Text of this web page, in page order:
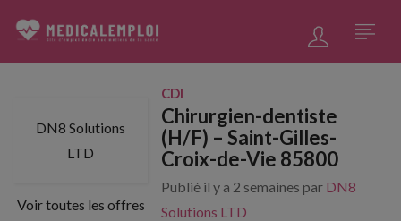
DN8 Solutions
LTD
Voir toutes les offres
CDI
Chirurgien-dentiste
(H/F) – Saint-Gilles-
Croix-de-Vie 85800
Publié il y a 2 semaines par DN8
Solutions LTD